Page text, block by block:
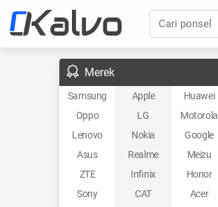
Cari ponsel
Merek
Samsung Apple Huawei
Oppo
LG Motorola
Lenovo
Nokia Google
Asus
Realme Meizu
ZTE
Infinix Honor
Sony
CAT Acer